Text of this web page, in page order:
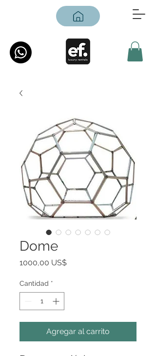
Dome
1000,00 US$Precio
Cantidad *
Agregar al carrito